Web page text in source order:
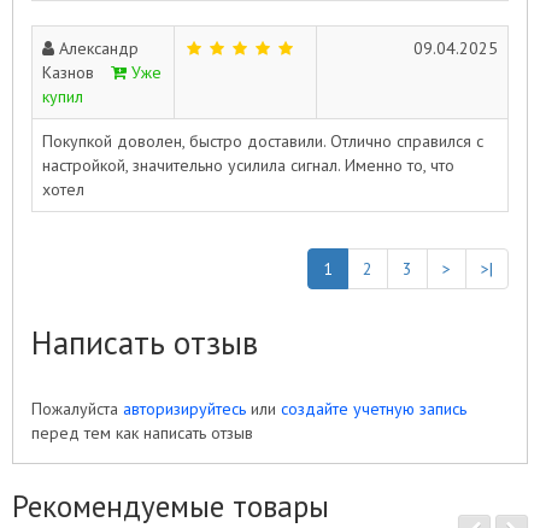
Александр
Казнов
Уже
купил
09.04.2025
Покупкой доволен, быстро доставили. Отлично справился с
настройкой, значительно усилила сигнал. Именно то, что
хотел
1 2 3 > >|
Написать отзыв
Пожалуйста авторизируйтесь или создайте учетную запись
перед тем как написать отзыв
Рекомендуемые товары